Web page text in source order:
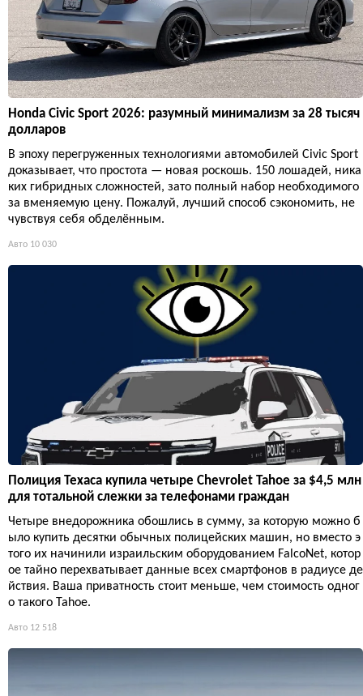
Honda Civic Sport 2026: разумный минимализм за 28 тысяч
долларов
В эпоху перегруженных технологиями автомобилей Civic Sport
доказывает, что простота — новая роскошь. 150 лошадей, ника
ких гибридных сложностей, зато полный набор необходимого
за вменяемую цену. Пожалуй, лучший способ сэкономить, не
чувствуя себя обделённым.
Авто 10 030
Полиция Техаса купила четыре Chevrolet Tahoe за $4,5 млн
для тотальной слежки за телефонами граждан
Четыре внедорожника обошлись в сумму, за которую можно б
ыло купить десятки обычных полицейских машин, но вместо э
того их начинили израильским оборудованием FalcoNet, котор
ое тайно перехватывает данные всех смартфонов в радиусе де
йствия. Ваша приватность стоит меньше, чем стоимость одног
о такого Tahoe.
Авто 12 518